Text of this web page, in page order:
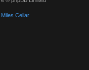
Miles Cellar